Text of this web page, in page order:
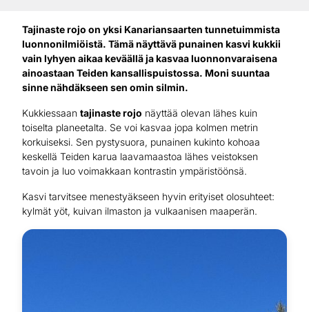
Tajinaste rojo on yksi Kanariansaarten tunnetuimmista
luonnonilmiöistä. Tämä näyttävä punainen kasvi kukkii
vain lyhyen aikaa keväällä ja kasvaa luonnonvaraisena
ainoastaan Teiden kansallispuistossa. Moni suuntaa
sinne nähdäkseen sen omin silmin.
Kukkiessaan tajinaste rojo näyttää olevan lähes kuin
toiselta planeetalta. Se voi kasvaa jopa kolmen metrin
korkuiseksi. Sen pystysuora, punainen kukinto kohoaa
keskellä Teiden karua laavamaastoa lähes veistoksen
tavoin ja luo voimakkaan kontrastin ympäristöönsä.
Kasvi tarvitsee menestyäkseen hyvin erityiset olosuhteet:
kylmät yöt, kuivan ilmaston ja vulkaanisen maaperän.